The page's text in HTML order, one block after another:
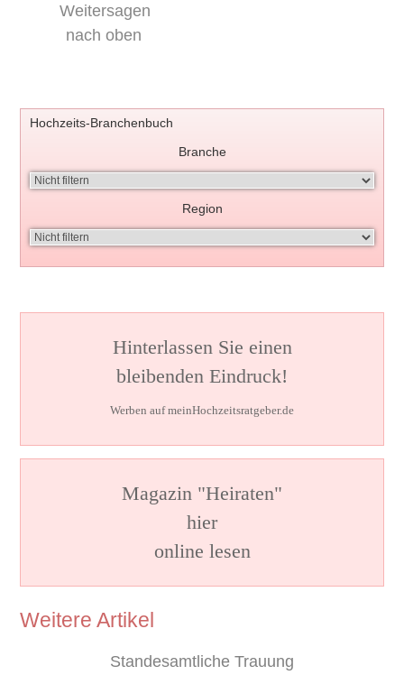
Weitersagen
nach oben
Hochzeits-Branchenbuch
Branche
Region
Hinterlassen Sie einen
bleibenden Eindruck!
Werben auf meinHochzeitsratgeber.de
Magazin "Heiraten"
hier
online lesen
Weitere Artikel
Standesamtliche Trauung